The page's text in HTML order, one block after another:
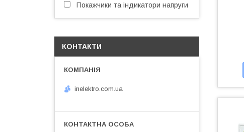
Покажчики та індикатори напруги
КОНТАКТИ
inelektro.com.ua